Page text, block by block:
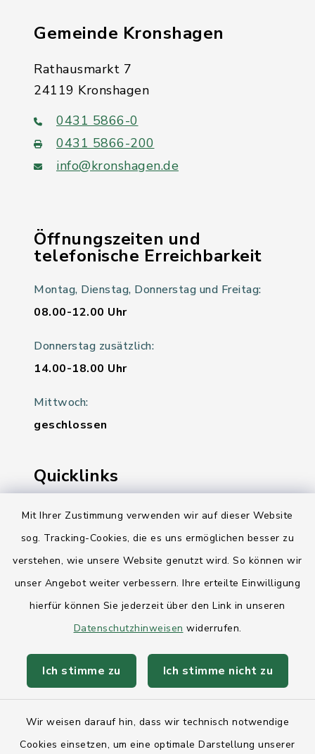
Mit Ihrer Zustimmung verwenden wir auf dieser Website
sog. Tracking-Cookies, die es uns ermöglichen besser zu
verstehen, wie unsere Website genutzt wird. So können wir
unser Angebot weiter verbessern. Ihre erteilte Einwilligung
hierfür können Sie jederzeit über den Link in unseren
Datenschutzhinweisen widerrufen.
Ich stimme zu Ich stimme nicht zu
Wir weisen darauf hin, dass wir technisch notwendige
Cookies einsetzen, um eine optimale Darstellung unserer
Gemeinde Kronshagen
Rathausmarkt 7
24119 Kronshagen
0431 5866-0
0431 5866-200
info@kronshagen.de
Öffnungszeiten und
telefonische Erreichbarkeit
Montag, Dienstag, Donnerstag und Freitag:
08.00-12.00 Uhr
Donnerstag zusätzlich:
14.00-18.00 Uhr
Mittwoch:
geschlossen
Quicklinks
Ihre Behördennummer 115
Landesregierung Schleswig-Holstein
AktivRegion Mittelholstein
Anfahrt